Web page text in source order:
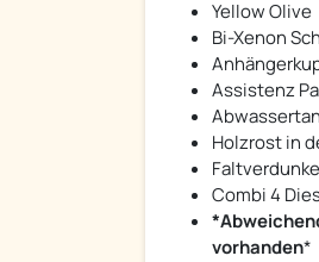
Yellow Olive
Bi-Xenon
Assistenz
Holzrost in
Combi 4
vorhanden*